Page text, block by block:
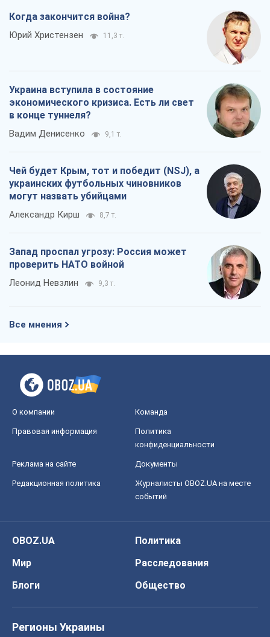
Когда закончится война?
Юрий Христензен 11,3 т.
Украина вступила в состояние
экономического кризиса. Есть ли свет
в конце туннеля?
Вадим Денисенко 9,1 т.
Чей будет Крым, тот и победит (NSJ), а
украинских футбольных чиновников
могут назвать убийцами
Александр Кирш 8,7 т.
Запад проспал угрозу: Россия может
проверить НАТО войной
Леонид Невзлин 9,3 т.
Все мнения
О компании Команда
Правовая информация
Политика
конфиденциальности
Реклама на сайте Документы
Редакционная политика
Журналисты OBOZ.UA на месте
событий
OBOZ.UA
Политика
Мир
Расследования
Блоги
Общество
Регионы Украины